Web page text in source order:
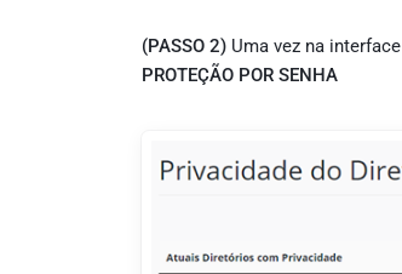
(PASSO 2) Uma vez na interface
PROTEÇÃO POR SENHA